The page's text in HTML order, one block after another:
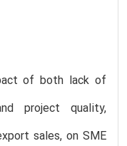
of both lack of
project quality,
sales, on SME